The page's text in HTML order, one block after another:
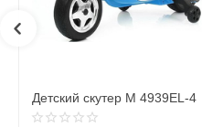
Детский мотоцикл M 5776AL-
2(24V)